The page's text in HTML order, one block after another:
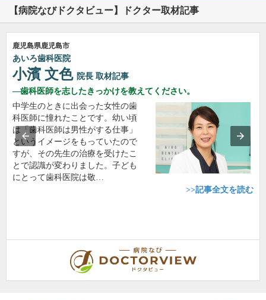
【病院なびドクタビュー】ドクター取材記事
鹿児島県鹿児島市
あいろ歯科医院
小濱 文色 院長 取材記事
歯科医師を志したきっかけを教えてください。
中学生のときに出会った女性の歯
科医師に憧れたことです。幼い頃
は「歯科医師は男性がする仕事」
というイメージをもっていたので
すが、その先生の治療を受けたこ
とで認識が変わりました。子ども
にとって歯科医院は敬…
>>記事全文を読む